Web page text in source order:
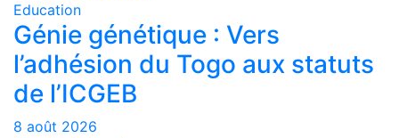
Education
Génie génétique : Vers
l’adhésion du Togo aux statuts
de l’ICGEB
8 août 2026